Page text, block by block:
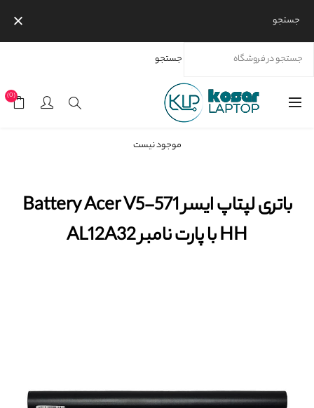
جستجو
جستجو
(0)
باتری لپتاپ ایسر Battery Acer V5-571 HH با پارت نامبر AL12A32
باتری لپتاپ ایسر Battery Acer V5-571
HH با پارت نامبر AL12A32
موجود نیست